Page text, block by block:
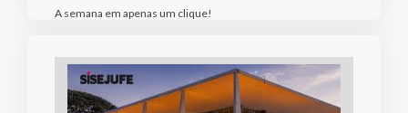
A semana em apenas um clique!